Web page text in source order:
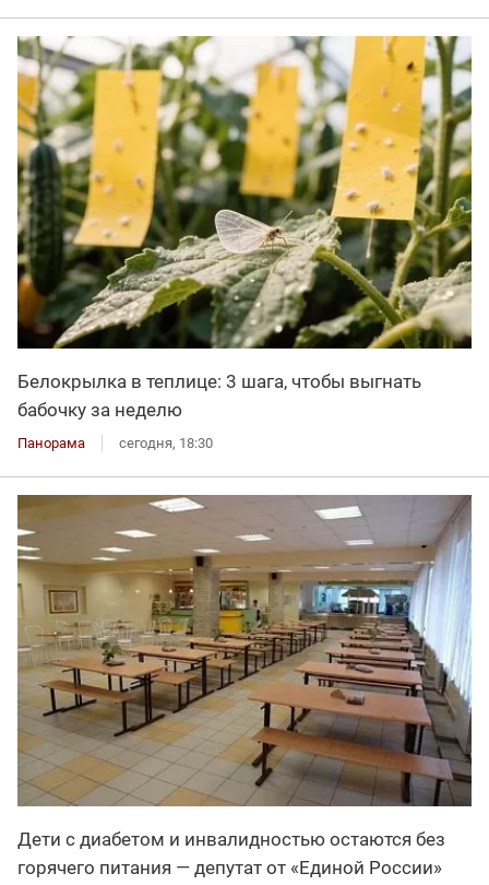
Белокрылка в теплице: 3 шага, чтобы выгнать
бабочку за неделю
Панорама сегодня, 18:30
Дети с диабетом и инвалидностью остаются без
горячего питания — депутат от «Единой России»